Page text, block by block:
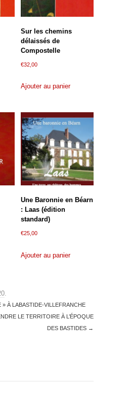
Sur les chemins
délaissés de
Compostelle
€32,00
Ajouter au panier
Une Baronnie en Béarn
: Laas (édition
standard)
€25,00
Ajouter au panier
.
» À LABASTIDE-VILLEFRANCHE
LE TERRITOIRE À L’ÉPOQUE
DES BASTIDES →